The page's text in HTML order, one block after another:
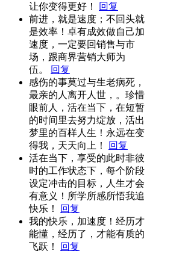
让你变得更好！
回复
前进，就是速度；不回头就
是效率！卓有成效做自己加
速度，一定要回销售与市
场，跟商界营销大师为
伍。
回复
感伤的事莫过与生老病死，
最亲的人离开人世，。珍惜
眼前人，活在当下，在短暂
的时间里去努力绽放，活出
梦里的百样人生！永远在变
得我，天天向上！
回复
活在当下，享受的此时非彼
时的工作状态下，每个阶段
设定冲击的目标，人生才会
有意义！所学所感所悟我追
快乐！
回复
我的快乐，加速度！经历才
能懂，经历了，才能有质的
飞跃！
回复